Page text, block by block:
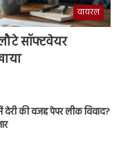
वायरल
सॉफ्टवेयर
की वजह पेपर लीक विवाद?